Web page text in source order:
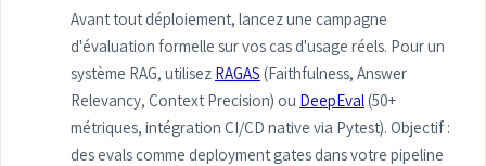
Avant tout déploiement, lancez une campagne
d'évaluation formelle sur vos cas d'usage réels. Pour un
système RAG, utilisez RAGAS (Faithfulness, Answer
Relevancy, Context Precision) ou DeepEval(50+
métriques, intégration CI/CD native via Pytest). Objectif :
des evals comme deployment gates dans votre pipeline